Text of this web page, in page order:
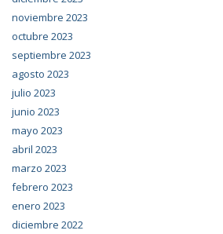
noviembre 2023
octubre 2023
septiembre 2023
agosto 2023
julio 2023
junio 2023
mayo 2023
abril 2023
marzo 2023
febrero 2023
enero 2023
diciembre 2022